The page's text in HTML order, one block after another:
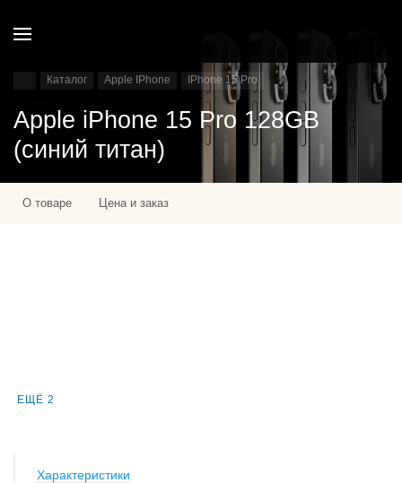
Каталог Apple IPhone IPhone 15 Pro
Apple iPhone 15 Pro 128GB
(синий титан)
О товаре Цена и заказ
ЕЩЁ 2
Характеристики